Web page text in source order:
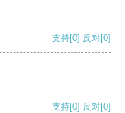
支持[0] 反对[0]
支持[0] 反对[0]